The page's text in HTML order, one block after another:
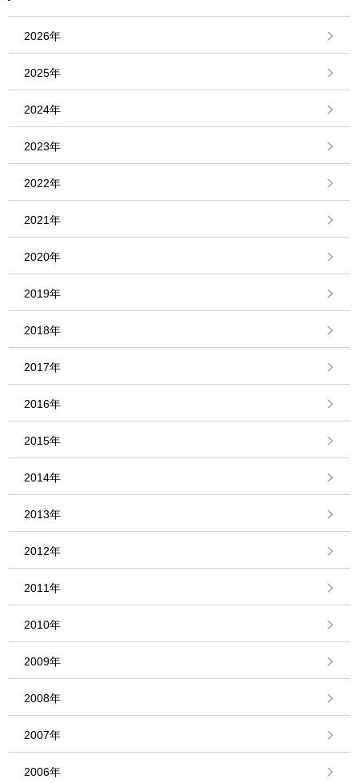
2026年
2025年
2024年
2023年
2022年
2021年
2020年
2019年
2018年
2017年
2016年
2015年
2014年
2013年
2012年
2011年
2010年
2009年
2008年
2007年
2006年